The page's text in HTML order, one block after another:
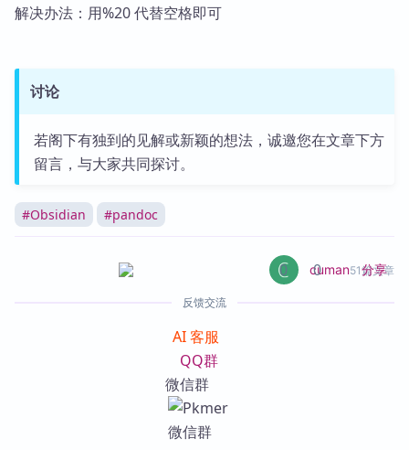
解决办法：用%20 代替空格即可
讨论
若阁下有独到的见解或新颖的想法，诚邀您在文章下方
留言，与大家共同探讨。
#Obsidian #pandoc
cuman51篇文章
0 0 分享
反馈交流
AI 客服
QQ群
微信群